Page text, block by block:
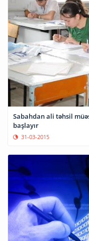
Sabahdan ali təhsil müəssisələrinə elektron ərizə qəbulu
başlayır
31-03-2015